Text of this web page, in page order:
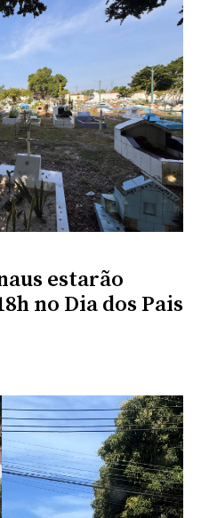
estarão
no Dia dos Pais